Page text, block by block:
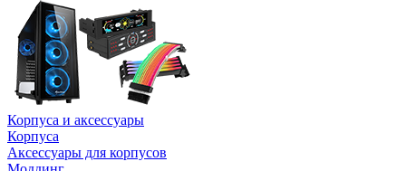
Корпуса и аксессуары
Корпуса
Аксессуары для корпусов